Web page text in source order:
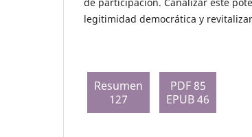
de participación. Canalizar este
legitimidad democrática y
Resumen
127
PDF 85
EPUB 46